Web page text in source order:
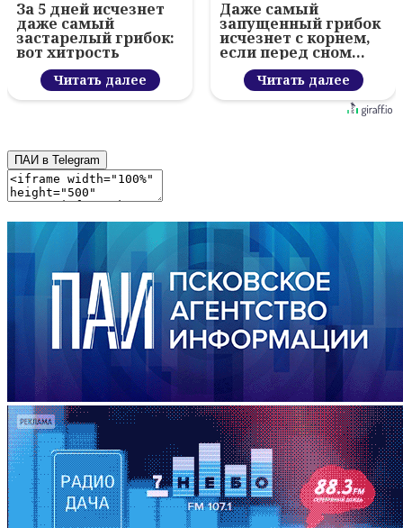
За 5 дней исчезнет
даже самый
застарелый грибок:
вот хитрость
Читать далее
Даже самый
запущенный грибок
исчезнет с корнем,
если перед сном…
Читать далее
ПАИ в Telegram